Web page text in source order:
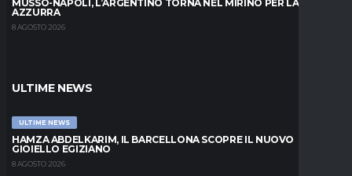
MUSSO-NAPOLI, L’ARGENTINO TORNA NEL MIRINO PER LA PORTA
AZZURRA
8 AGOSTO 2026
ULTIME NEWS
ULTIME NEWS
HAMZA ABDELKARIM, IL BARCELLONA SCOPRE IL NUOVO
GIOIELLO EGIZIANO
8 AGOSTO 2026